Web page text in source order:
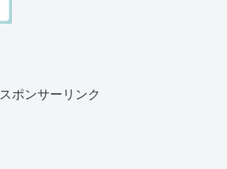
スポンサーリンク